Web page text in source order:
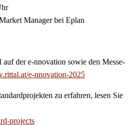
Manager bei Eplan
der e-nnovation sowie den Messe-
e-nnovation-2025
zu erfahren, lesen Sie
projects